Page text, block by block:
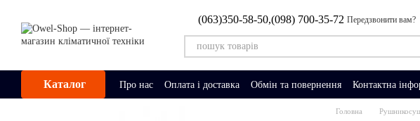
(063)350-58-50,(098) 700-35-72 Передзвонити вам?
Каталог Про нас Оплата і доставка Обмін та повернення Контактна
Головна